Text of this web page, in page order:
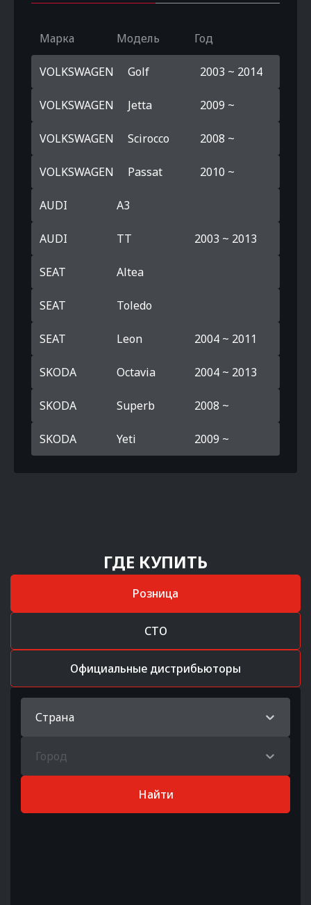
Марка Модель Год
VOLKSWAGEN Golf 2003 ~ 2014
VOLKSWAGEN Jetta 2009 ~
VOLKSWAGEN Scirocco 2008 ~
VOLKSWAGEN Passat 2010 ~
AUDI A3
AUDI TT 2003 ~ 2013
SEAT Altea
SEAT Toledo
SEAT Leon 2004 ~ 2011
SKODA Octavia 2004 ~ 2013
SKODA Superb 2008 ~
SKODA Yeti 2009 ~
ГДЕ КУПИТЬ
Розница
СТО
Официальные дистрибьюторы
Страна
Город
Найти